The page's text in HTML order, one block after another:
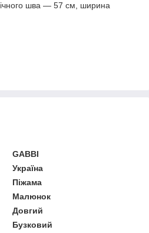
шва — 57 см, ширина
GABBI
Україна
Піжама
Малюнок
Довгий
Бузковий